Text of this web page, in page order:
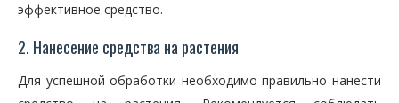
эффективное средство.
2. Нанесение средства на растения
Для успешной обработки необходимо правильно нанести